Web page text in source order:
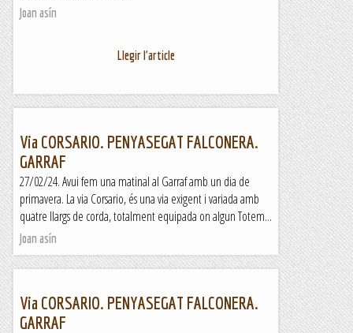
Joan asín
Llegir l'article
Via CORSARIO. PENYASEGAT FALCONERA.
GARRAF
27/02/24. Avui fem una matinal al Garraf amb un dia de
primavera. La via Corsario, és una via exigent i variada amb
quatre llargs de corda, totalment equipada on algun Totem...
Joan asín
Via CORSARIO. PENYASEGAT FALCONERA.
GARRAF